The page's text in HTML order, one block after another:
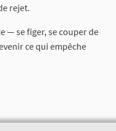
rejet.
— se figer, se couper de
ce qui empêche